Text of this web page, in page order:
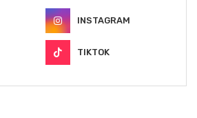
INSTAGRAM
TIKTOK